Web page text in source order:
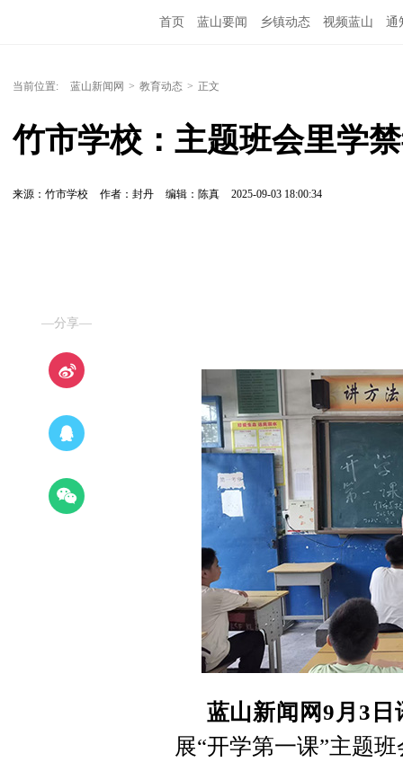
首页 蓝山要闻 乡镇动态 视频蓝山 通
当前位置: 蓝山新闻网 > 教育动态 > 正文
竹市学校：主题班会里学
来源：竹市学校 作者：封丹 编辑：陈真 2025-09-03 18:00:34
—分享—
蓝山新闻网9月3日
展“开学第一课”主题